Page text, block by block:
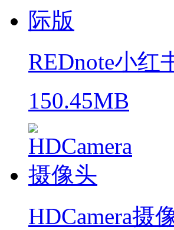
REDnote小红
150.45MB
HDCamera摄